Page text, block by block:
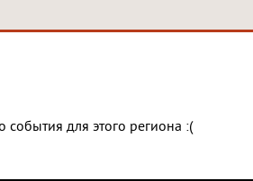
для этого региона :(